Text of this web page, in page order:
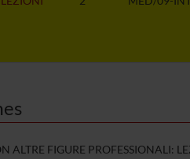
ALTRE FIGURE PROFESSIONALI: